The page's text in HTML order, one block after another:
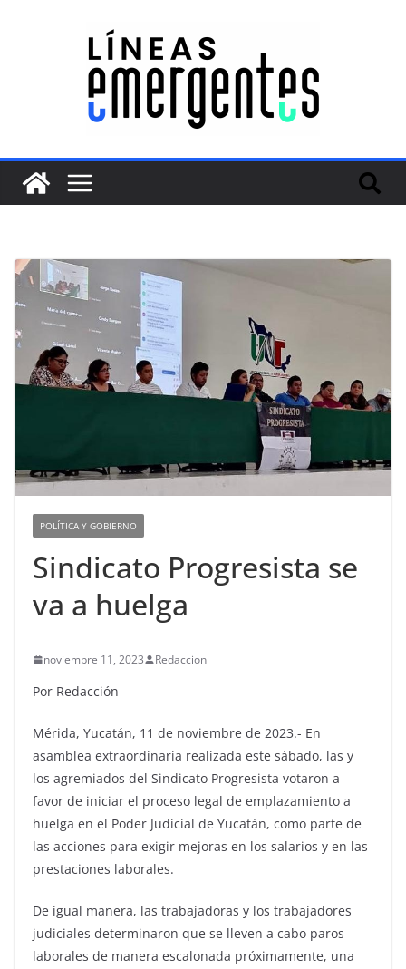
POLÍTICA Y GOBIERNO
Sindicato Progresista se
va a huelga
noviembre 11, 2023 Redaccion
Por Redacción
Mérida, Yucatán, 11 de noviembre de 2023.- En
asamblea extraordinaria realizada este sábado, las y
los agremiados del Sindicato Progresista votaron a
favor de iniciar el proceso legal de emplazamiento a
huelga en el Poder Judicial de Yucatán, como parte de
las acciones para exigir mejoras en los salarios y en las
prestaciones laborales.
De igual manera, las trabajadoras y los trabajadores
judiciales determinaron que se lleven a cabo paros
laborales de manera escalonada próximamente, una